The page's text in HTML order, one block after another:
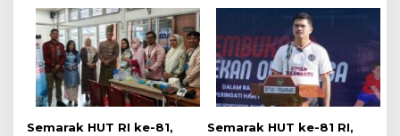
Semangat Keselamatan,
Nasionalisme dan Green
Policing Jelang HUT KE-
81 RI
Semarak HUT RI ke-81,
Semarak HUT ke-81 RI,